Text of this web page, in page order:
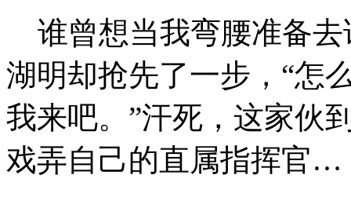
谁曾想当我弯腰准备去
湖明却抢先了一步，“怎
我来吧。”汗死，这家伙
戏弄自己的直属指挥官…